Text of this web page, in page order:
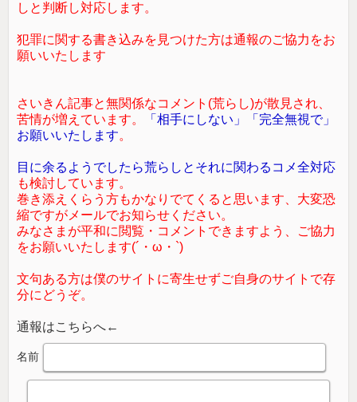
しと判断し対応します。
犯罪に関する書き込みを見つけた方は通報のご協力をお
願いいたします
さいきん記事と無関係なコメント(荒らし)が散見され、
苦情が増えています。
「相手にしない」「完全無視で」
お願いいたします。
目に余るようでしたら荒らしとそれに関わるコメ全対応
も検討しています。
巻き添えくらう方もかなりでてくると思います、大変恐
縮ですがメールでお知らせください。
みなさまが平和に閲覧・コメントできますよう、ご協力
をお願いいたします(´・ω・`)
文句ある方は僕のサイトに寄生せずご自身のサイトで存
分にどうぞ。
通報はこちらへ←
名前